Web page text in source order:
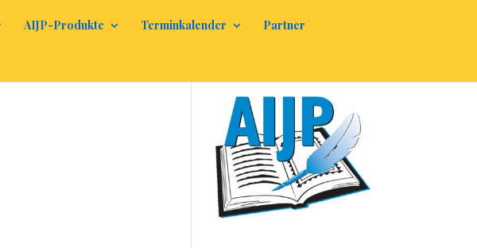
AIJP-Produkte Terminkalender Partner